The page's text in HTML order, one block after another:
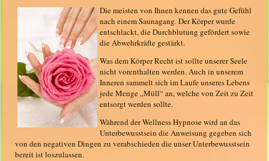
Die meisten von Ihnen kennen das gute Gefühl
nach einem Saunagang. Der Körper wurde
entschlackt, die Durchblutung gefördert sowie
die Abwehrkräfte gestärkt.
Was dem Körper Recht ist sollte unserer Seele
nicht vorenthalten werden. Auch in unserem
Inneren sammelt sich im Laufe unseres Lebens
jede Menge „Müll“ an, welche von Zeit zu Zeit
entsorgt werden sollte.
Während der Wellness Hypnose wird an das
Unterbewusstsein die Anweisung gegeben sich
von den negativen Dingen zu verabschieden die unser Unterbewusstsein
bereit ist loszulassen.